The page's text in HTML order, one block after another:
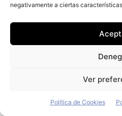
negativamente a ciertas
Ver
Política de Cookies
reconocido y
consumidor de la
autónomo, que es
marcando las